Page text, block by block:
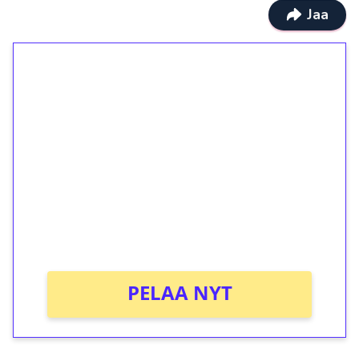
Jaa
PELAA NYT